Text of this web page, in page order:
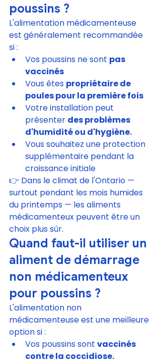
poussins ?
L'alimentation médicamenteuse
est généralement recommandée
si :
Vos poussins ne sont pas
vaccinés
Vous êtes propriétaire de
poules pour la première fois
Votre installation peut
présenter des problèmes
d'humidité ou d'hygiène.
Vous souhaitez une protection
supplémentaire pendant la
croissance initiale
👉 Dans le climat de l'Ontario —
surtout pendant les mois humides
du printemps — les aliments
médicamenteux peuvent être un
choix plus sûr.
Quand faut-il utiliser un
aliment de démarrage
non médicamenteux
pour poussins ?
L'alimentation non
médicamenteuse est une meilleure
option si :
Vos poussins sont vaccinés
contre la coccidiose.